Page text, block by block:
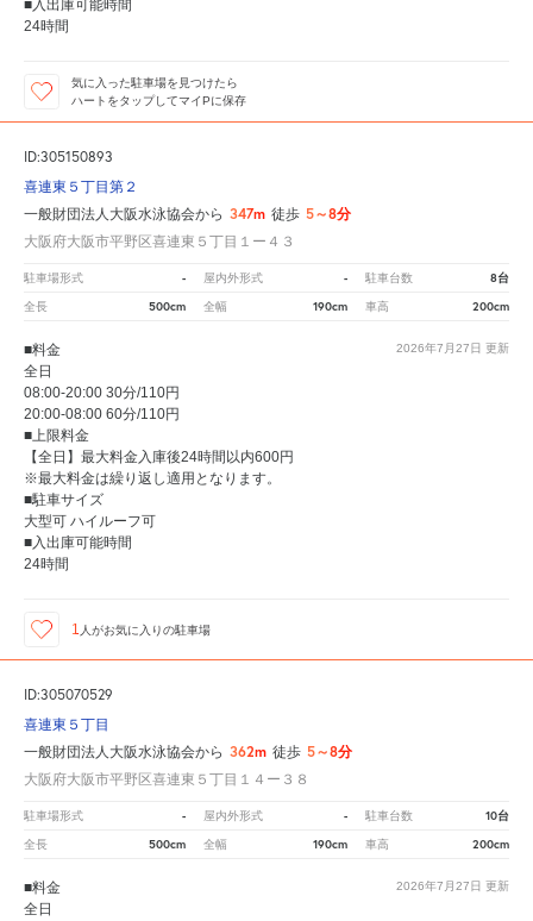
■入出庫可能時間
24時間
気に入った駐車場を見つけたら
ハートをタップしてマイPに保存
ID:305150893
喜連東５丁目第２
一般財団法人大阪水泳協会から 347m 徒歩 5～8分
大阪府大阪市平野区喜連東５丁目１ー４３
駐車場形式 - 屋内外形式 - 駐車台数 8台
全長 500cm 全幅 190cm 車高 200cm
2026年7月27日 更新
■料金
全日
08:00-20:00 30分/110円
20:00-08:00 60分/110円
■上限料金
【全日】最大料金入庫後24時間以内600円
※最大料金は繰り返し適用となります。
■駐車サイズ
大型可 ハイルーフ可
■入出庫可能時間
24時間
1 人がお気に入りの駐車場
ID:305070529
喜連東５丁目
一般財団法人大阪水泳協会から 362m 徒歩 5～8分
大阪府大阪市平野区喜連東５丁目１４ー３８
駐車場形式 - 屋内外形式 - 駐車台数 10台
全長 500cm 全幅 190cm 車高 200cm
2026年7月27日 更新
■料金
全日